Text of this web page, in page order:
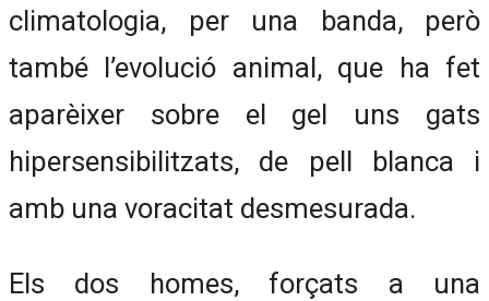
climatologia, per una banda, però
també l’evolució animal, que ha fet
aparèixer sobre el gel uns gats
hipersensibilitzats, de pell blanca i
amb una voracitat desmesurada.
Els dos homes, forçats a una